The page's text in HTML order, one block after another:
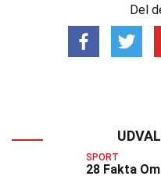
Del
SPORT
28 Fakta